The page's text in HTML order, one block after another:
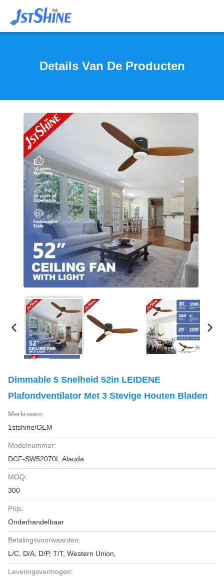
Details Van De Producten
Dimmable 5 Snelheid 52in LEIDENE
Plafondventilator Met 3 Stevige Houten Bladen
Merknaam:
1stshine/OEM
Modelnummer:
DCF-SW52070L Alauda
MOQ:
300
Prijs:
Onderhandelbaar
Betalingsvoorwaarden:
L/C, D/A, D/P, T/T, Western Union,
Leveringsvermogen: